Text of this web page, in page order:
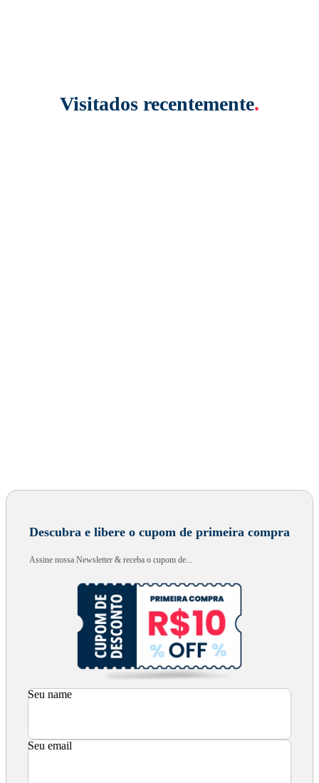
Visitados recentemente.
Descubra e libere o cupom de primeira compra
Assine nossa Newsletter & receba o cupom de...
Seu name
Seu email